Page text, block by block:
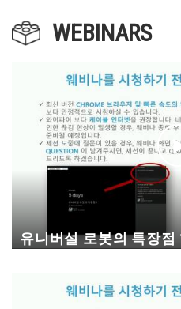
WEBINARS
유니버설 로봇의 특장점